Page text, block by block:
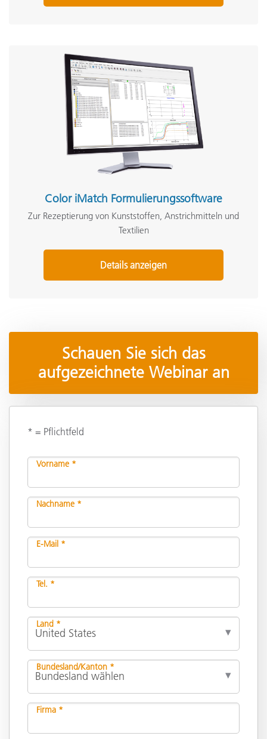
Color iMatch Formulierungssoftware
Zur Rezeptierung von Kunststoffen, Anstrichmitteln und
Textilien
Details anzeigen
Schauen Sie sich das
aufgezeichnete Webinar an
* = Pflichtfeld
Vorname *
Nachname *
E-Mail *
Tel. *
Land *
Bundesland/Kanton *
Firma *